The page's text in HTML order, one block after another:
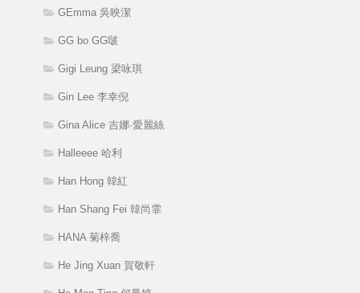
GEmma 吳映潔
GG bo GG啵
Gigi Leung 梁咏琪
Gin Lee 李幸倪
Gina Alice 吉娜·愛麗絲
Halleeee 哈利
Han Hong 韓紅
Han Shang Fei 韓尚霏
HANA 菊梓喬
He Jing Xuan 賀敬軒